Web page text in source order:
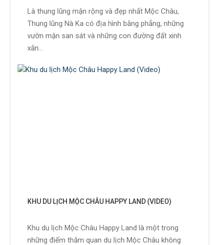
Là thung lũng mận rộng và đẹp nhất Mộc Châu,
Thung lũng Nà Ka có địa hình bằng phẳng, những
vườn mận san sát và những con đường đất xinh
xắn...
KHU DU LỊCH MỘC CHÂU HAPPY LAND (VIDEO)
Khu du lịch Mộc Châu Happy Land là một trong
những điểm thăm quan du lịch Mộc Châu không